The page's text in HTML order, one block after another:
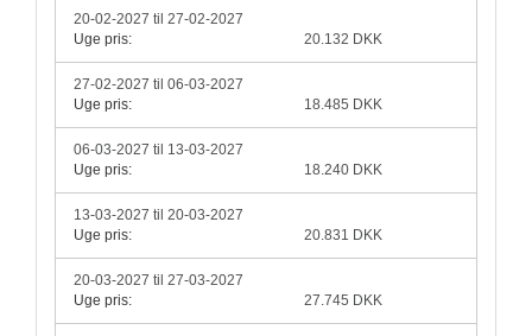
20-02-2027 til 27-02-2027
Uge pris:
20.132 DKK
27-02-2027 til 06-03-2027
Uge pris:
18.485 DKK
06-03-2027 til 13-03-2027
Uge pris:
18.240 DKK
13-03-2027 til 20-03-2027
Uge pris:
20.831 DKK
20-03-2027 til 27-03-2027
Uge pris:
27.745 DKK